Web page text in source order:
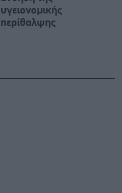
υγειονομικής
περίθαλψης